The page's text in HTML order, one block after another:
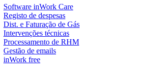
Software inWork Care
Registo de despesas
Dist. e Faturação de Gás
Intervenções técnicas
Processamento de RHM
Gestão de emails
inWork free